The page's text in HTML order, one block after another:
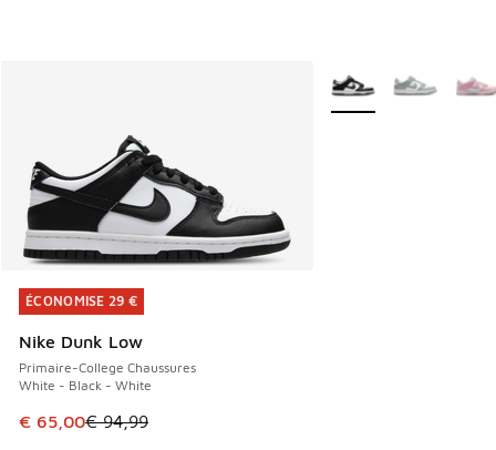
ÉCONOMISE 29 €
Nike Dunk Low
Primaire-College Chaussures
White - Black - White
Cet article est en promotion. Prix en baisse de € 94,99 à
€ 65,00€ 94,99
ÉCONOMISE 29 €
Plus de couleurs